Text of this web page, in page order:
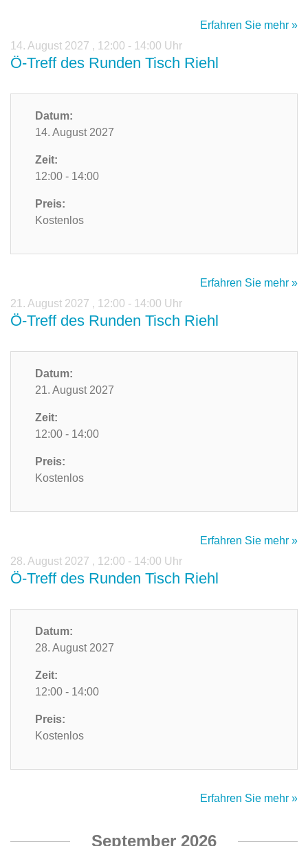
Erfahren Sie mehr »
14. August 2027 , 12:00 - 14:00 Uhr
Ö-Treff des Runden Tisch Riehl
Datum:
14. August 2027
Zeit:
12:00 - 14:00
Preis:
Kostenlos
Erfahren Sie mehr »
21. August 2027 , 12:00 - 14:00 Uhr
Ö-Treff des Runden Tisch Riehl
Datum:
21. August 2027
Zeit:
12:00 - 14:00
Preis:
Kostenlos
Erfahren Sie mehr »
28. August 2027 , 12:00 - 14:00 Uhr
Ö-Treff des Runden Tisch Riehl
Datum:
28. August 2027
Zeit:
12:00 - 14:00
Preis:
Kostenlos
Erfahren Sie mehr »
September 2026